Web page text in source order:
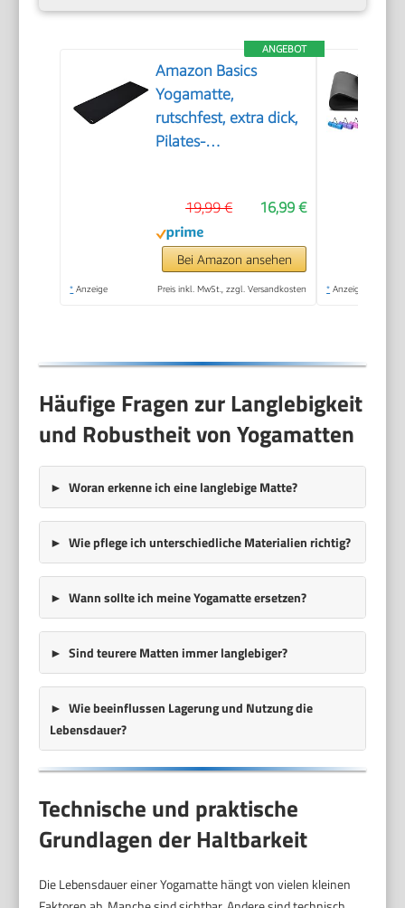
ANGEBOT
Amazon Basics
Yogamatte,
rutschfest, extra dick,
Pilates-
16,99 €
19,99 €
Bei Amazon ansehen
* Anzeige Preis inkl. MwSt., zzgl. Versandkosten * Anzeige
Häufige Fragen zur Langlebigkeit
und Robustheit von Yogamatten
Woran erkenne ich eine langlebige Matte?
Wie pflege ich unterschiedliche Materialien richtig?
Wann sollte ich meine Yogamatte ersetzen?
Sind teurere Matten immer langlebiger?
Wie beeinflussen Lagerung und Nutzung die
Lebensdauer?
Technische und praktische
Grundlagen der Haltbarkeit
Die Lebensdauer einer Yogamatte hängt von vielen kleinen